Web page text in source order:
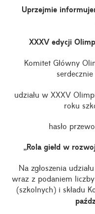
Uprzejmie
XXXV edycji
Komitet Główny
udziału w XXXV
roku
hasło
„Rola giełd w
Na zgłoszenia
wraz z podaniem
(szkolnych) i składu